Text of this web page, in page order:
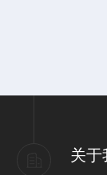
关于